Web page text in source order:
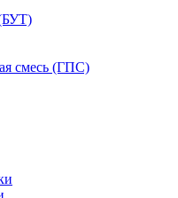
смесь (ГПС)